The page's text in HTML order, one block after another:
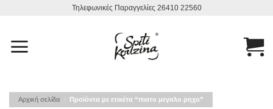
Τηλεφωνικές Παραγγελίες 26410 22560
Αρχική σελίδα Προϊόντα με ετικέτα “πιατο μεγαλο ρηχο”